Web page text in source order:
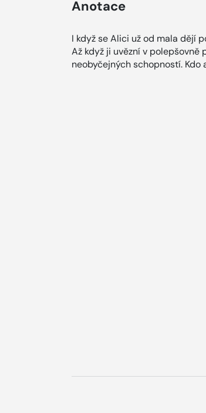
Anotace
I když se Alici už od mala dějí
Až když ji uvězní v polepšovně
neobyčejných schopností.